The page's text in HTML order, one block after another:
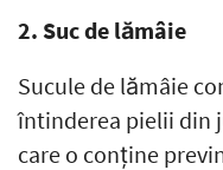
2. Suc de lămâie
Sucule de lămâie
întinderea pielii din
care o conține